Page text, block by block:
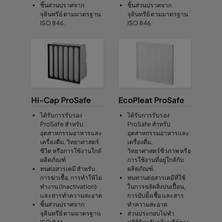
ชิ้นส่วนปราศจาก
จุลินทรีย์ ตามมาตรฐาน
ISO 846.
ชิ้นส่วนปราศจาก
จุลินทรีย์ ตามมาตรฐาน
ISO 846.
Hi-Cap ProSafe
ได้รับการรับรอง
ProSafe สำหรับ
อุตสาหกรรมอาหารและ
เครื่องดื่ม, วิทยาศาสตร์
ชีวิต หรือการใช้งานใกล้
ผลิตภัณฑ์
ทนต่อสารเคมี สำหรับ
การฆ่าเชื้อ, การทำให้ไม่
ทำงาน (Inactivation)
และสารทำความสะอาด
ชิ้นส่วนปราศจาก
จุลินทรีย์ ตามมาตรฐาน
EcoPleat ProSafe
ได้รับการรับรอง
ProSafe สำหรับ
อุตสาหกรรมอาหารและ
เครื่องดื่ม,
วิทยาศาสตร์ชีวภาพ หรือ
การใช้งานที่อยู่ใกล้กับ
ผลิตภัณฑ์.
ทนทานต่อสารเคมีที่ใช้
ในการขจัดสิ่งปนเปื้อน,
การยับยั้งเชื้อ และสาร
ทำความสะอาด
ส่วนประกอบไม่ทำ